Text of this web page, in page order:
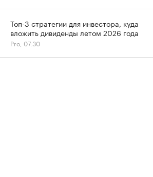
Топ-3 стратегии для инвестора, куда
вложить дивиденды летом 2026 года
Pro, 07:30